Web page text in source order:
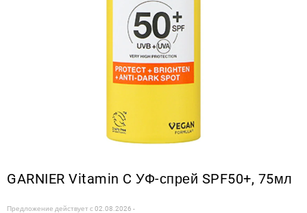
GARNIER Vitamin C УФ-спрей SPF50+, 75мл
Предложение действует с02.08.2026 -